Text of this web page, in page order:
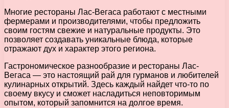
Многие рестораны Лас-Вегаса работают с местными
фермерами и производителями, чтобы предложить
своим гостям свежие и натуральные продукты. Это
позволяет создавать уникальные блюда, которые
отражают дух и характер этого региона.
Гастрономическое разнообразие и рестораны Лас-
Вегаса — это настоящий рай для гурманов и любителей
кулинарных открытий. Здесь каждый найдет что-то по
своему вкусу и сможет насладиться неповторимым
опытом, который запомнится на долгое время.